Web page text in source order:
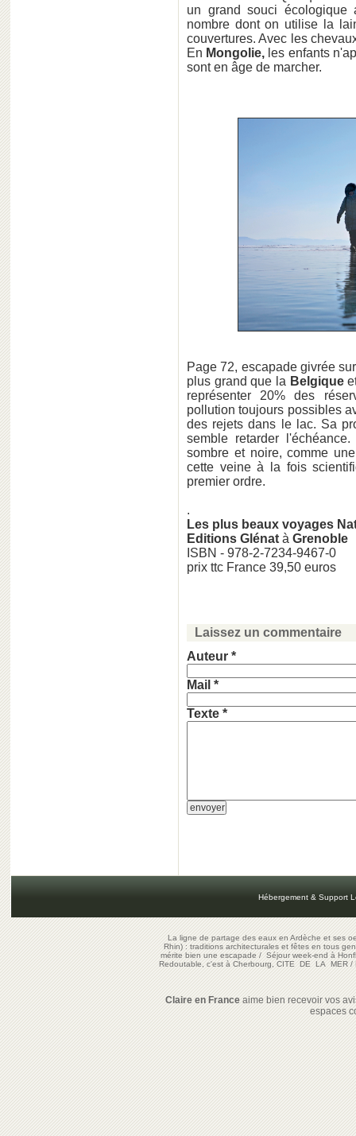
un grand souci écologique
nombre dont on utilise la
couvertures. Avec les
En Mongolie, les enfants
sont en âge de marcher.
Page 72, escapade givrée
plus grand que la Belgique
représenter 20% des
pollution toujours possibles
des rejets dans le lac. Sa
semble retarder
sombre et noire, comme
cette veine à la fois
premier ordre.
.
Les plus beaux voyages
Editions Glénat à Grenoble
ISBN - 978-2-7234-9467-0
prix ttc France 39,50 euros
Laissez un commentaire
Auteur *
Mail *
Texte *
Hébergement & Support
La ligne de partage des eaux en Ardèche et ses
Rhin) : traditions architecturales et fêtes en tous
mérite bien une escapade/Séjour week-end à
Redoutable, c'est à Cherbourg, CITE DE LA MER/
Claire en Franceaime bien recevoir vos
espaces